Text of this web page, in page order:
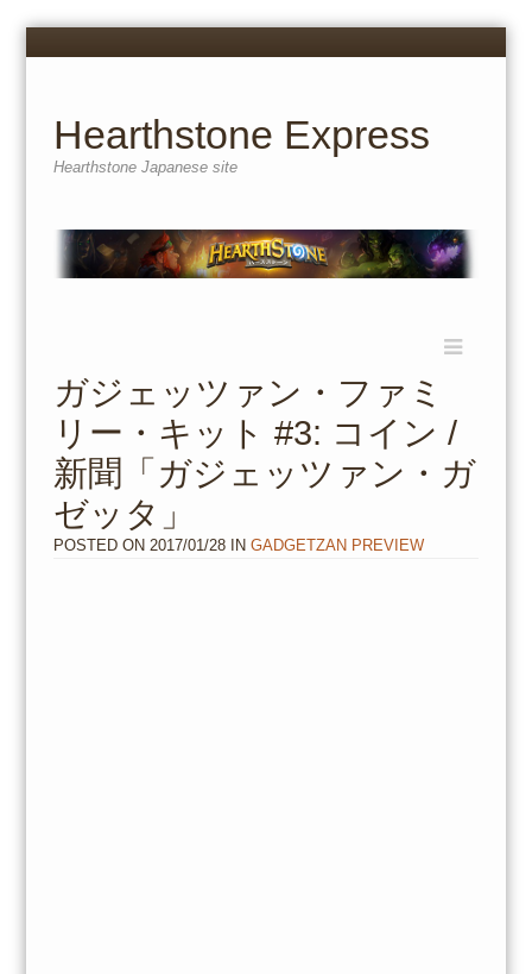
Menu
Hearthstone Express
Hearthstone Japanese site
content
ガジェッツァン・ファミ
リー・キット #3: コイン /
新聞「ガジェッツァン・ガ
ゼッタ」
POSTED ON 2017/01/28IN GADGETZAN PREVIEW